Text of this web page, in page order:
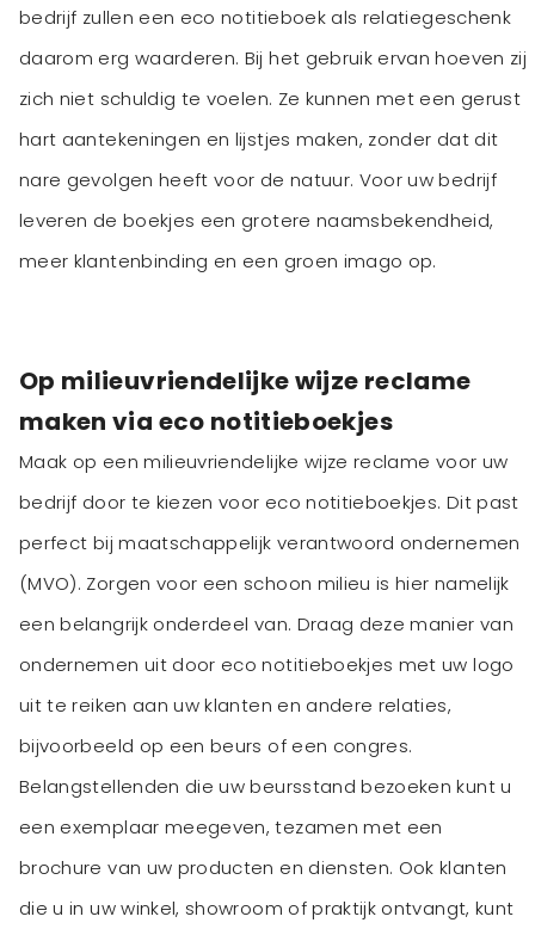
bedrijf zullen een eco notitieboek als relatiegeschenk
daarom erg waarderen. Bij het gebruik ervan hoeven zij
zich niet schuldig te voelen. Ze kunnen met een gerust
hart aantekeningen en lijstjes maken, zonder dat dit
nare gevolgen heeft voor de natuur. Voor uw bedrijf
leveren de boekjes een grotere naamsbekendheid,
meer klantenbinding en een groen imago op.
Op milieuvriendelijke wijze reclame
maken via eco notitieboekjes
Maak op een milieuvriendelijke wijze reclame voor uw
bedrijf door te kiezen voor eco notitieboekjes. Dit past
perfect bij maatschappelijk verantwoord ondernemen
(MVO). Zorgen voor een schoon milieu is hier namelijk
een belangrijk onderdeel van. Draag deze manier van
ondernemen uit door eco notitieboekjes met uw logo
uit te reiken aan uw klanten en andere relaties,
bijvoorbeeld op een beurs of een congres.
Belangstellenden die uw beursstand bezoeken kunt u
een exemplaar meegeven, tezamen met een
brochure van uw producten en diensten. Ook klanten
die u in uw winkel, showroom of praktijk ontvangt, kunt